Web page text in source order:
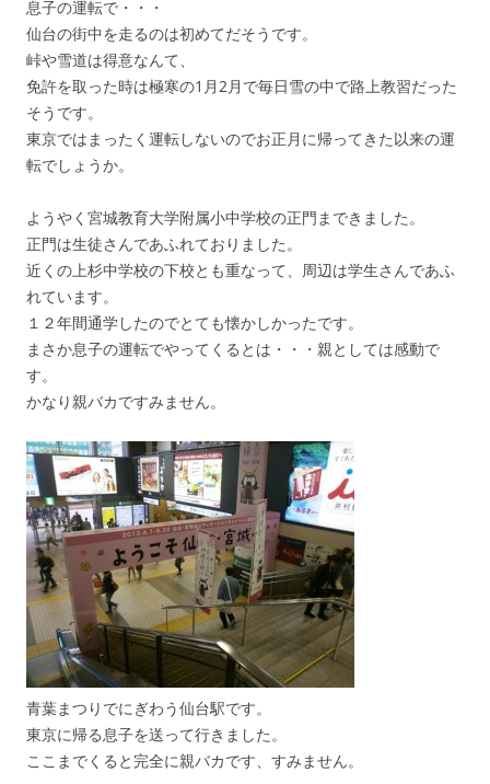
息子の運転で・・・
仙台の街中を走るのは初めてだそうです。
峠や雪道は得意なんて、
免許を取った時は極寒の1月2月で毎日雪の中で路上教習だった
そうです。
東京ではまったく運転しないのでお正月に帰ってきた以来の運
転でしょうか。
ようやく宮城教育大学附属小中学校の正門まできました。
正門は生徒さんであふれておりました。
近くの上杉中学校の下校とも重なって、周辺は学生さんであふ
れています。
１２年間通学したのでとても懐かしかったです。
まさか息子の運転でやってくるとは・・・親としては感動で
す。
かなり親バカですみません。
青葉まつりでにぎわう仙台駅です。
東京に帰る息子を送って行きました。
ここまでくると完全に親バカです、すみません。